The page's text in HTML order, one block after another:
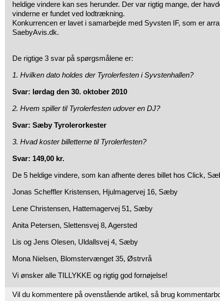
heldige vindere kan ses herunder. Der var rigtig mange, der
vinderne er fundet ved lodtrækning.
Konkurrencen er lavet i samarbejde med Syvsten IF, som er
SaebyAvis.dk.
De rigtige 3 svar på spørgsmålene er:
1. Hvilken dato holdes der Tyrolerfesten i Syvstenhallen?
Svar: lørdag den 30. oktober 2010
2. Hvem spiller til Tyrolerfesten udover en DJ?
Svar: Sæby Tyrolerorkester
3. Hvad koster billetterne til Tyrolerfesten?
Svar: 149,00 kr.
De 5 heldige vindere, som kan afhente deres billet hos Click,
Jonas Scheffler Kristensen, Hjulmagervej 16, Sæby
Lene Christensen, Hattemagervej 51, Sæby
Anita Petersen, Slettensvej 8, Agersted
Lis og Jens Olesen, Uldallsvej 4, Sæby
Mona Nielsen, Blomstervænget 35, Østrvrå
Vi ønsker alle TILLYKKE og rigtig god fornøjelse!
Vil du kommentere på ovenstående artikel, så brug